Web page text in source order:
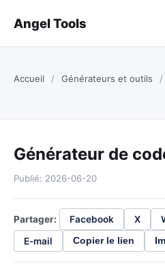
Angel Tools
Accueil / Générateurs et outils /
Générateur de
Publié: 2026-06-20
Partager: Facebook X
E-mail
Copier le lien